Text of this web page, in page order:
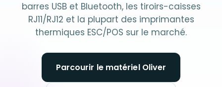
barres USB et Bluetooth, les tiroirs-caisses
RJ11/RJ12 et la plupart des imprimantes
thermiques ESC/POS sur le marché.
Parcourir le matériel Oliver